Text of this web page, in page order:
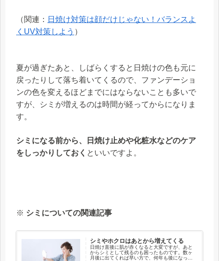
（関連： 日焼け対策は顔だけじゃない！バランスよ
くUV対策しよう ）
夏が過ぎたあと、しばらくすると日焼けの色も元に
戻ったりして落ち着いてくるので、ファンデーショ
ンの色を変えるほどまでにはならないことも多いで
すが、シミが増えるのは時間が経ってからになりま
す。
シミになる前から、日焼け止めや化粧水などのケア
をしっかりしておく といいですよ。
※ シミについての関連記事
シミやホクロはあとから増えてくる
日焼け直後に肌が赤くなると大変ですが、あと
からシミとして残るのも困ったものです。数ヶ
月後に出てくれば早い方で、何年も後になって